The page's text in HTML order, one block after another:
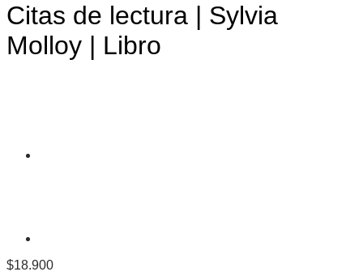
Citas de lectura | Sylvia
Molloy | Libro
$18.900